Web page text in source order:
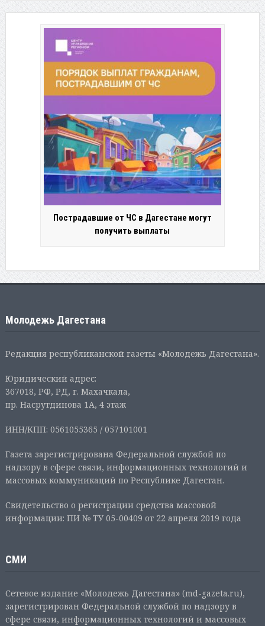
Пострадавшие от ЧС в Дагестане могут
получить выплаты
Молодежь Дагестана
Редакция республиканской газеты «Молодежь Дагестана».
Юридический адрес:
367018, РФ, РД, г. Махачкала,
пр. Насрутдинова 1А, 4 этаж
ИНН/КПП: 0561055365 / 057101001
Газета зарегистрирована Федеральной службой по
надзору в сфере связи, информационных технологий и
массовых коммуникаций по Республике Дагестан.
Свидетельство о регистрации средства массовой
информации: ПИ № ТУ 05-00409 от 22 апреля 2019 года
СМИ
Сетевое издание «Молодежь Дагестана» (md-gazeta.ru),
зарегистрирован Федеральной службой по надзору в
сфере связи, информационных технологий и массовых